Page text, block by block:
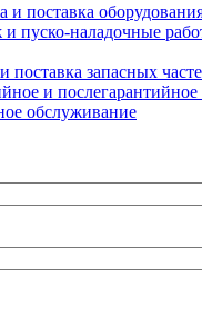
и поставка
пуско-наладочные
поставка запасных
и
обслуживание